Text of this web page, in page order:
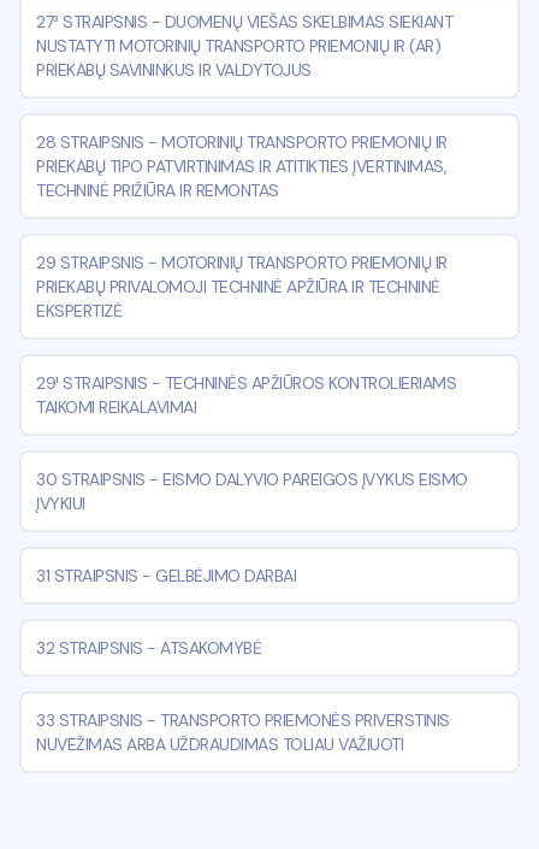
27³ STRAIPSNIS - DUOMENŲ VIEŠAS SKELBIMAS SIEKIANT
NUSTATYTI MOTORINIŲ TRANSPORTO PRIEMONIŲ IR (AR)
PRIEKABŲ SAVININKUS IR VALDYTOJUS
28 STRAIPSNIS - MOTORINIŲ TRANSPORTO PRIEMONIŲ IR
PRIEKABŲ TIPO PATVIRTINIMAS IR ATITIKTIES ĮVERTINIMAS,
TECHNINĖ PRIŽIŪRA IR REMONTAS
29 STRAIPSNIS - MOTORINIŲ TRANSPORTO PRIEMONIŲ IR
PRIEKABŲ PRIVALOMOJI TECHNINĖ APŽIŪRA IR TECHNINĖ
EKSPERTIZĖ
29¹ STRAIPSNIS - TECHNINĖS APŽIŪROS KONTROLIERIAMS
TAIKOMI REIKALAVIMAI
30 STRAIPSNIS - EISMO DALYVIO PAREIGOS ĮVYKUS EISMO
ĮVYKIUI
31 STRAIPSNIS - GELBĖJIMO DARBAI
32 STRAIPSNIS - ATSAKOMYBĖ
33 STRAIPSNIS - TRANSPORTO PRIEMONĖS PRIVERSTINIS
NUVEŽIMAS ARBA UŽDRAUDIMAS TOLIAU VAŽIUOTI